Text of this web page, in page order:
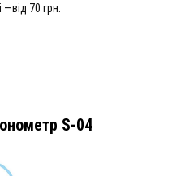
70 грн.
S-04